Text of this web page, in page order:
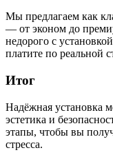
Мы предлагаем как
— от эконом до
недорого с
платите по реальной
Итог
Надёжная установка
эстетика и
этапы, чтобы вы
стресса.